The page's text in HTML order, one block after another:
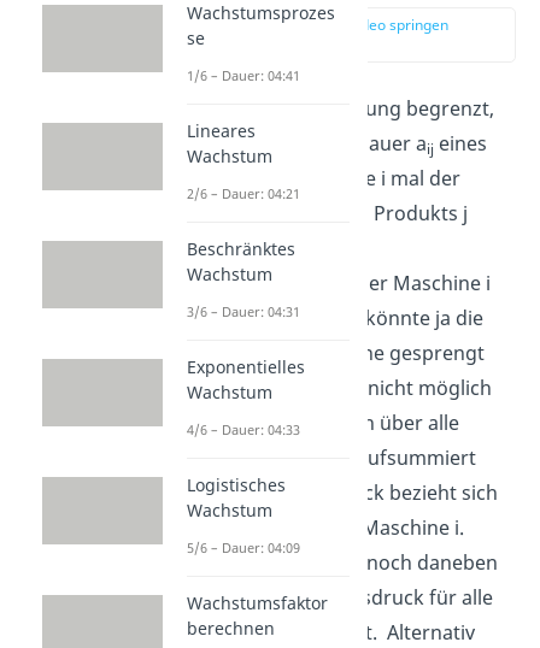
zur Stelle im Video springen
Die erste Nebenbedingung begrenzt,
dass die Bearbeitungsdauer aij eines
Produkts j auf Maschine i mal der
Produktionsmenge des Produkts j
kleiner oder gleich der
Produktionskapazität der Maschine i
sein muss. Denn sonst könnte ja die
Kapazität einer Maschine gesprengt
werden, was technisch nicht möglich
ist. Das muss jetzt noch über alle
Produkte j von 1 bis n aufsummiert
werden. Dieser Ausdruck bezieht sich
jetzt aber nur auf eine Maschine i.
Deswegen müssen wir noch daneben
schreiben, dass der Ausdruck für alle
Maschinen i = 1,…,m gilt. Alternativ
Wachstumsprozes
se
1/6 – Dauer: 04:41
Lineares
Wachstum
2/6 – Dauer: 04:21
Beschränktes
Wachstum
3/6 – Dauer: 04:31
Exponentielles
Wachstum
4/6 – Dauer: 04:33
Logistisches
Wachstum
5/6 – Dauer: 04:09
Wachstumsfaktor
berechnen